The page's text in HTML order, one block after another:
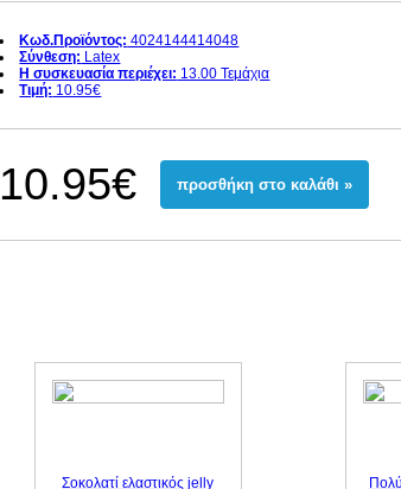
Κωδ.Προϊόντος: 4024144414048
Σύνθεση: Latex
Η συσκευασία περιέχει: 13.00 Τεμάχια
Τιμή: 10.95€
10.95€ προσθήκη στο καλάθι »
Σοκολατί ελαστικός jelly